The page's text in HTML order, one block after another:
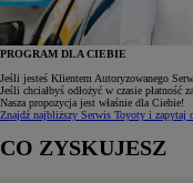
PROGRAM DLA CIEBIE
Jeśli jesteś Klientem Autoryzowanego
Jeśli chciałbyś odłożyć w czasie płatność
Nasza propozycja jest właśnie dla Ciebie!
Znajdź najbliższy Serwis Toyoty i zapytaj
CO ZYSKUJESZ